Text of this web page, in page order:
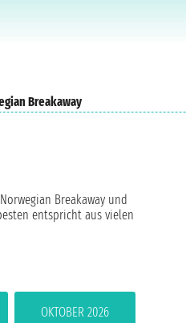
Breakaway
Breakaway und
entspricht aus vielen
OKTOBER 2026